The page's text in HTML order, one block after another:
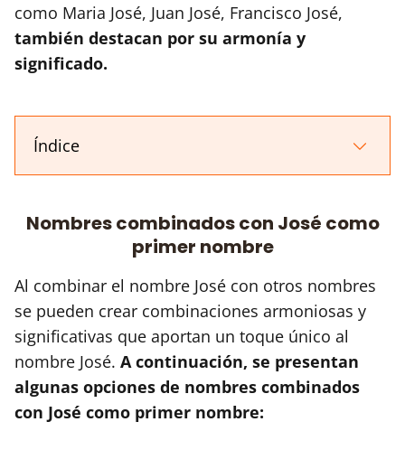
como Maria José, Juan José, Francisco José,
también destacan por su armonía y
significado.
Índice
Nombres combinados con José como
primer nombre
Al combinar el nombre José con otros nombres
se pueden crear combinaciones armoniosas y
significativas que aportan un toque único al
nombre José. A continuación, se presentan
algunas opciones de nombres combinados
con José como primer nombre: